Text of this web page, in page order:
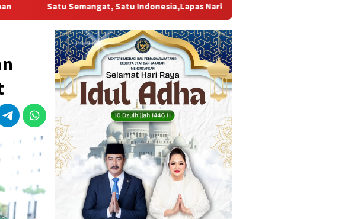
Indonesia,Lapas Narkotika Muara Beliti Resmi Buka Parade Porseni Pegawai